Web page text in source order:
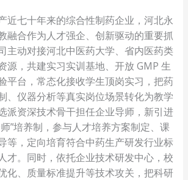
近七十年来的综合性制药企业，河北永
融合作为人才强企、创新驱动的重要抓
主动对接河北中医药大学、省内医药类
源，共建实习实训基地、开放 GMP 生
平台，常态化接收学生顶岗实习，把药
、仪器分析等真实岗位场景转化为教学
派资深技术骨干担任企业导师，新引进
”培养制，参与人才培养方案制定、课
等，定向培育符合中药生产研发行业标
才。同时，依托企业技术研发中心，校
化、质量标准提升等技术攻关，把科研